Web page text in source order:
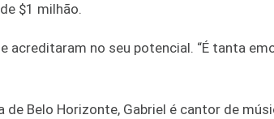
$1 milhão.
acreditaram no seu potencial. “É tanta
Belo Horizonte, Gabriel é cantor de